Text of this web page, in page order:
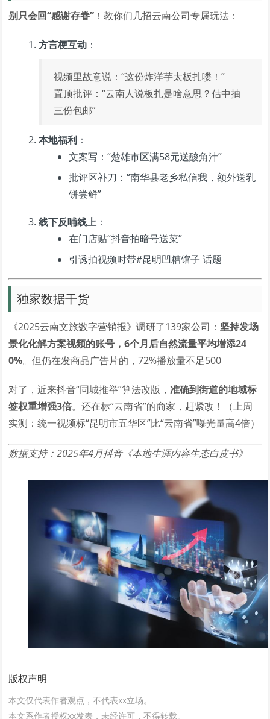
别只会回“感谢存眷” ！教你们几招云南公司专属玩法：
方言梗互动 ：
视频里故意说：“这份炸洋芋太板扎喽！”
置顶批评：“云南人说板扎是啥意思？估中抽
三份包邮”
本地福利 ：
文案写：“楚雄市区满58元送酸角汁”
批评区补刀：“南华县老乡私信我，额外送乳
饼尝鲜”
线下反哺线上 ：
在门店贴“抖音拍暗号送菜”
引诱拍视频时带#昆明凹糟馆子 话题
独家数据干货
《2025云南文旅数字营销报》调研了139家公司： 坚持发场
景化化解方案视频的账号，6个月后自然流量平均增添24
0%。但仍在发商品广告片的，72%播放量不足500
对了，近来抖音“同城推举”算法改版，准确到街道的地域标
签权重增强3倍。还在标“云南省”的商家，赶紧改！（上周
实测：统一视频标“昆明市五华区”比“云南省”曝光量高4倍）
数据支持：2025年4月抖音《本地生涯内容生态白皮书》
版权声明
本文仅代表作者观点，不代表xx立场。
本文系作者授权xx发表，未经许可，不得转载。